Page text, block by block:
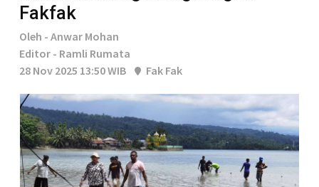
Fakfak
Oleh - Anwar Mohan
Editor - Ramli Rumata
28 Nov 2025 13:50 WIB
Fak Fak